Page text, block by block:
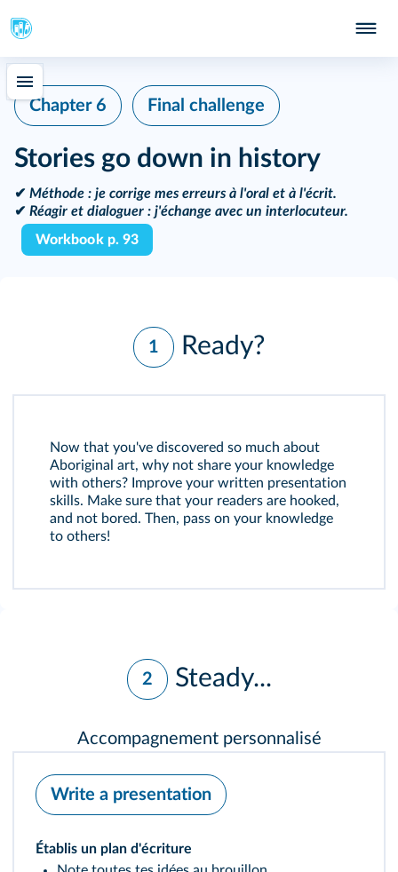
Chapter 6 Final challenge
Stories go down in history
✔ Méthode : je corrige mes erreurs à l'oral et à l'écrit.
✔ Réagir et dialoguer : j'échange avec un interlocuteur.
Workbook p. 93
1 Ready?
Now that you've discovered so much about
Aboriginal art, why not share your knowledge
with others? Improve your written presentation
skills. Make sure that your readers are hooked,
and not bored. Then, pass on your knowledge
to others!
2 Steady...
Accompagnement personnalisé
Write a presentation
Établis un plan d'écriture